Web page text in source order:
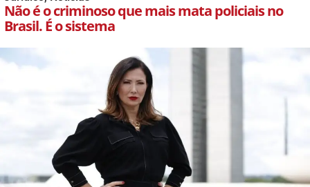
Não é o criminoso que mais mata policiais no
Brasil. É o sistema